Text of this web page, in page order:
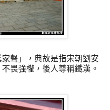
聲」，典故是指宋朝劉安
畏強權，後人尊稱鐵漢。